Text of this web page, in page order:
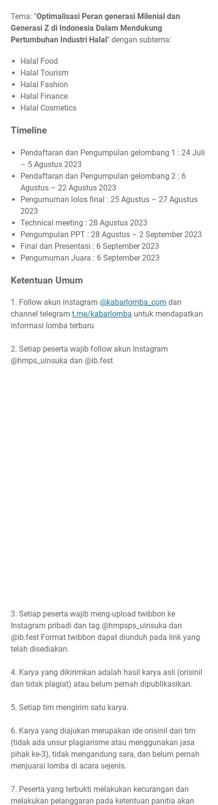
Tema: "Optimalisasi Peran generasi Milenial dan
Generasi Z di Indonesia Dalam Mendukung
Pertumbuhan Industri Halal" dengan subtema:
Halal Food
Halal Tourism
Halal Fashion
Halal Finance
Halal Cosmetics
Timeline
Pendaftaran dan Pengumpulan gelombang 1 : 24 Juli
– 5 Agustus 2023
Pendaftaran dan Pengumpulan gelombang 2 : 6
Agustus – 22 Agustus 2023
Pengumuman lolos final : 25 Agustus – 27 Agustus
2023
Technical meeting : 28 Agustus 2023
Pengumpulan PPT : 28 Agustus – 2 September 2023
Final dan Presentasi : 6 September 2023
Pengumuman Juara : 6 September 2023
Ketentuan Umum
1. Follow akun instagram @kabarlomba_com dan
channel telegram t.me/kabarlomba untuk mendapatkan
informasi lomba terbaru
2. Setiap peserta wajib follow akun Instagram
@hmps_uinsuka dan @ib.fest
3. Setiap peserta wajib meng-upload twibbon ke
Instagram pribadi dan tag @hmpsps_uinsuka dan
@ib.fest Format twibbon dapat diunduh pada link yang
telah disediakan.
4. Karya yang dikirimkan adalah hasil karya asli (orisinil
dan tidak plagiat) atau belum pernah dipublikasikan.
5. Setiap tim mengirim satu karya.
6. Karya yang diajukan merupakan ide orisinil dari tim
(tidak ada unsur plagiarisme atau menggunakan jasa
pihak ke-3), tidak mengandung sara, dan belum pernah
menjuarai lomba di acara sejenis.
7. Peserta yang terbukti melakukan kecurangan dan
melakukan pelanggaran pada ketentuan panitia akan